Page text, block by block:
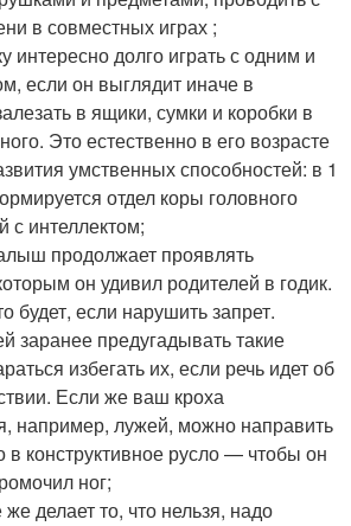
в совместных играх ;
интересно долго играть с одним и
если он выглядит иначе в
в ящики, сумки и коробки в
Это естественно в его возрасте
умственных способностей: в 1
отдел коры головного
с интеллектом;
продолжает проявлять
он удивил родителей в годик.
будет, если нарушить запрет.
заранее предугадывать такие
избегать их, если речь идет об
Если же ваш кроха
например, лужей, можно направить
в конструктивное русло — чтобы он
ног;
делает то, что нельзя, надо